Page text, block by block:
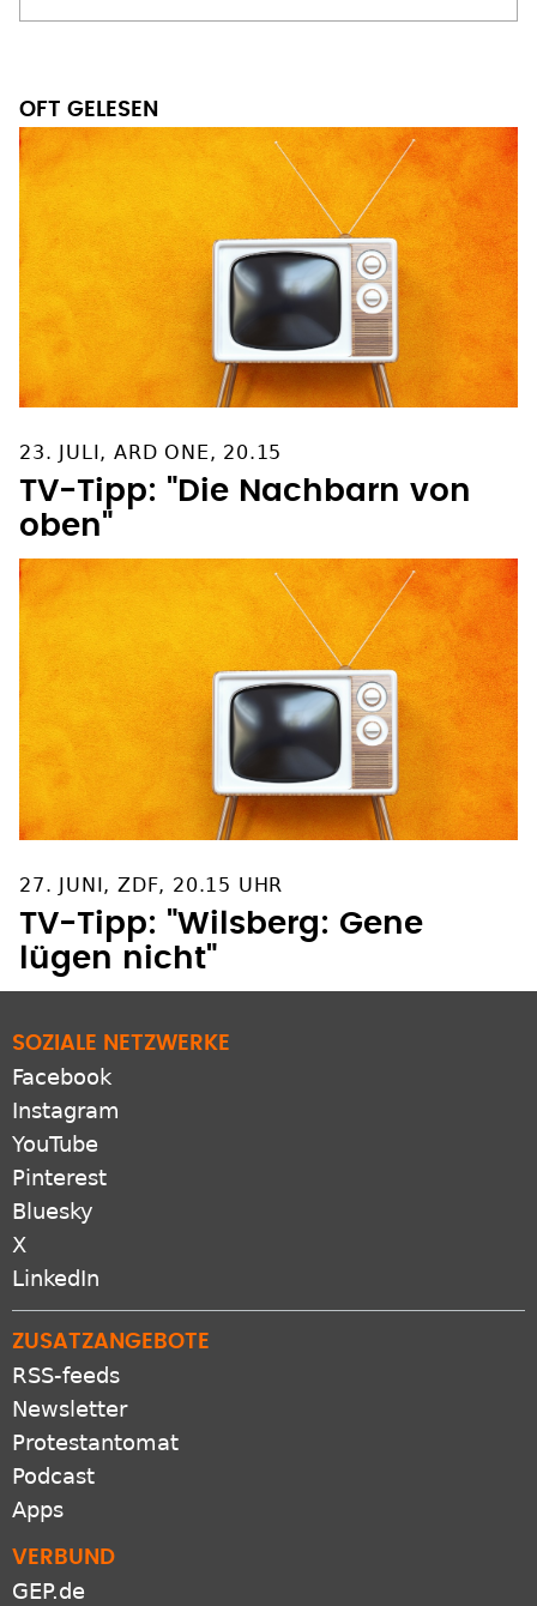
OFT GELESEN
23. JULI, ARD ONE, 20.15
TV-Tipp: "Die Nachbarn von
oben"
27. JUNI, ZDF, 20.15 UHR
TV-Tipp: "Wilsberg: Gene
lügen nicht"
SOZIALE NETZWERKE
Facebook
Instagram
YouTube
Pinterest
Bluesky
X
LinkedIn
ZUSATZANGEBOTE
RSS-feeds
Newsletter
Protestantomat
Podcast
Apps
VERBUND
GEP.de